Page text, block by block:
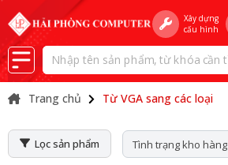
Xây dựng
cấu hình
Trang chủ Từ VGA sang các loại
Lọc sản phẩm Tình trạng kho hàng